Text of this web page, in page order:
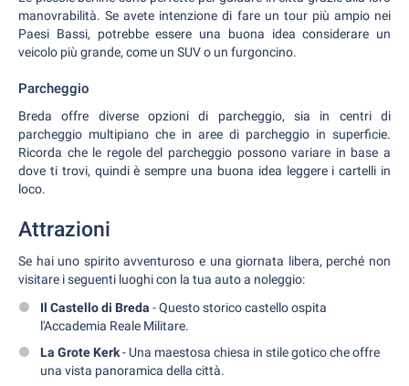
manovrabilità. Se avete intenzione di fare un tour più ampio nei
Paesi Bassi, potrebbe essere una buona idea considerare un
veicolo più grande, come un SUV o un furgoncino.
Parcheggio
Breda offre diverse opzioni di parcheggio, sia in centri di
parcheggio multipiano che in aree di parcheggio in superficie.
Ricorda che le regole del parcheggio possono variare in base a
dove ti trovi, quindi è sempre una buona idea leggere i cartelli in
loco.
Attrazioni
Se hai uno spirito avventuroso e una giornata libera, perché non
visitare i seguenti luoghi con la tua auto a noleggio:
Il Castello di Breda - Questo storico castello ospita
l'Accademia Reale Militare.
La Grote Kerk- Una maestosa chiesa in stile gotico che offre
una vista panoramica della città.